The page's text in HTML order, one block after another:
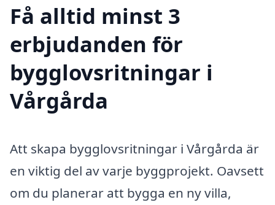
Få alltid minst 3
erbjudanden för
bygglovsritningar i
Vårgårda
Att skapa bygglovsritningar i Vårgårda är
en viktig del av varje byggprojekt. Oavsett
om du planerar att bygga en ny villa,